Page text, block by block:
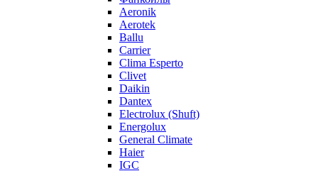
Aeronik
Aerotek
Ballu
Carrier
Clima Esperto
Clivet
Daikin
Dantex
Electrolux (Shuft)
Energolux
General Climate
Haier
IGC